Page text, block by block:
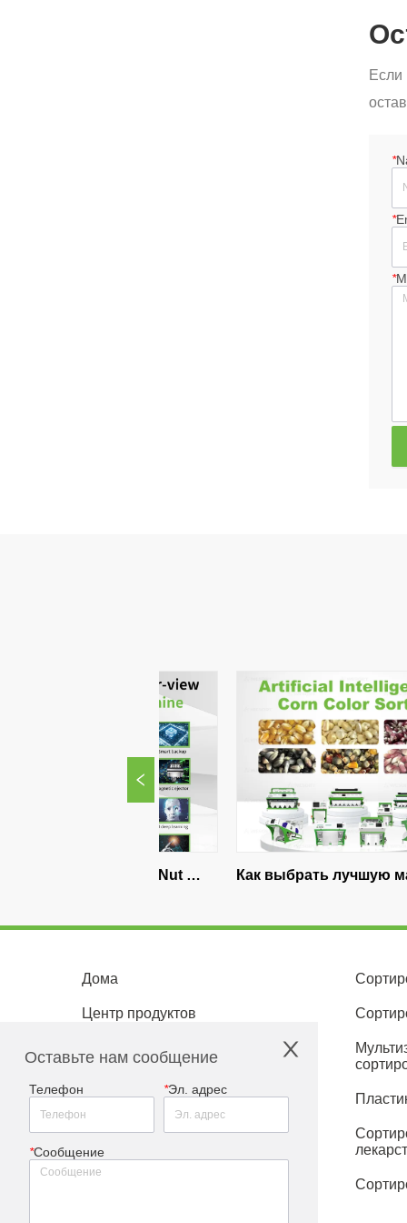
Если
*
*
*
Как выбрать лучшую машину
кукурузы для более
Как
Дома
Центр продуктов
Обслуживание клиентов
Центр новостей
О нас
Дилерское обслуживание
Оставьте нам сообщение
Телефон *Эл. адрес
*Сообщение